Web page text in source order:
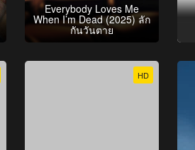
Everybody Loves Me
When I’m Dead (2025) ลัก
กันวันตาย
HD